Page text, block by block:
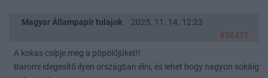
Magyar Állampapír tulajok
2025. 11. 14. 12:23
#38471
A kokas csípje meg a pöpölőjüket!!
Baromi idegesítő ilyen országban élni, és lehet hogy nagyon sokáig